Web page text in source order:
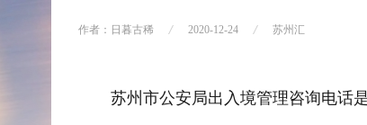
作者：日暮古稀 2020-12-24 苏州汇
苏州市公安局出入境管理咨询电话